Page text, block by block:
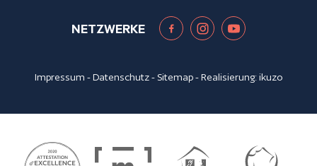
NETZWERKE
Impressum -Datenschutz- Sitemap- Realisierung:ikuzo